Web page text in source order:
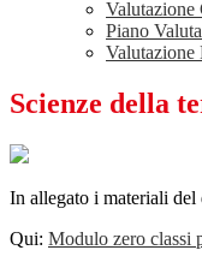
Valutazione
Piano
Valutazione
Scienze della
In allegato i materiali del
Qui: Modulo zero classi